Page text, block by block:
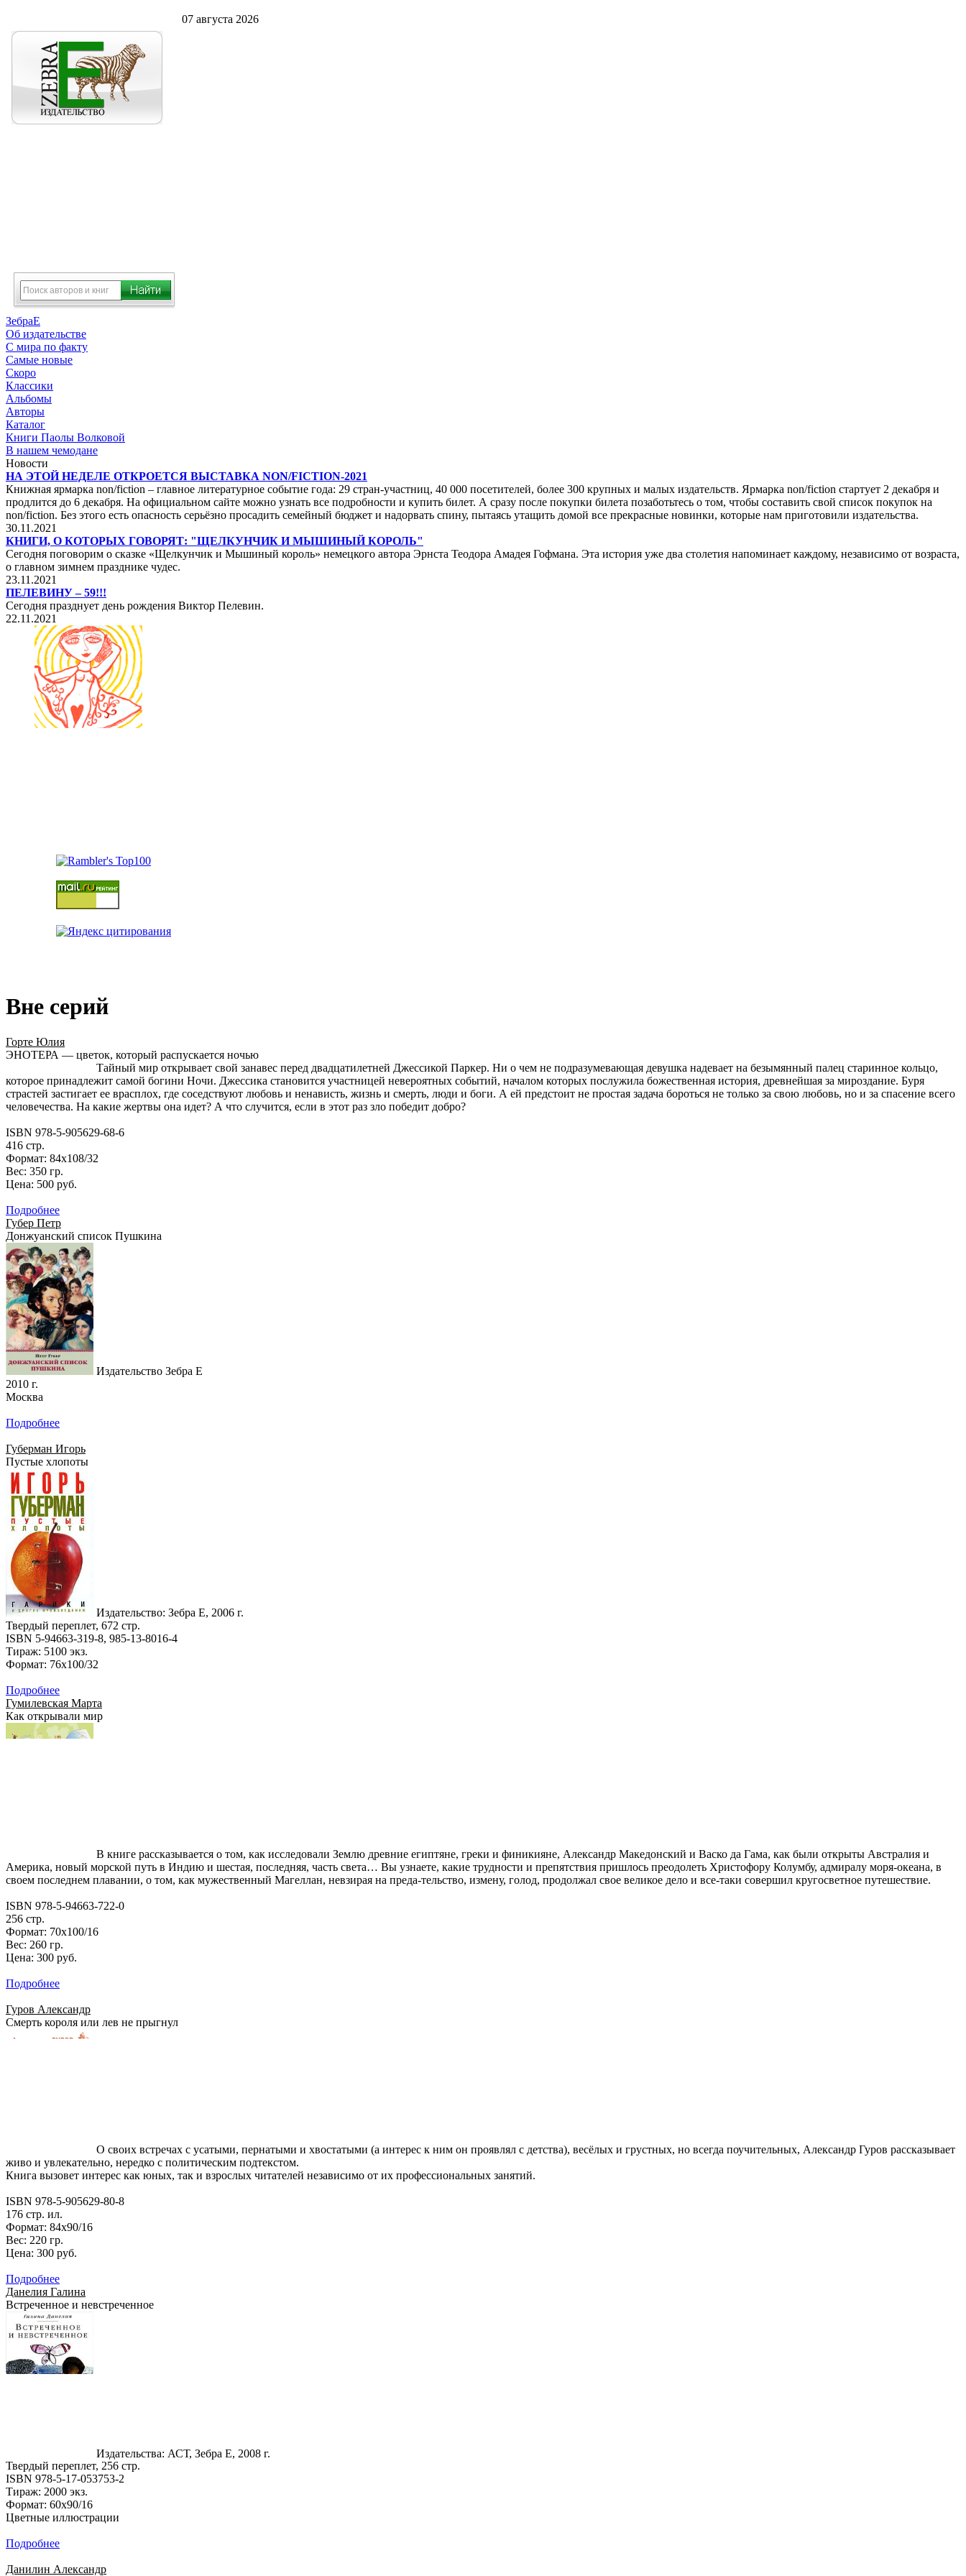
07 августа 2026
ЗебраЕ
Об издательстве
С мира по факту
Самые новые
Скоро
Классики
Альбомы
Авторы
Каталог
Книги Паолы Волковой
В нашем чемодане
Новости
НА ЭТОЙ НЕДЕЛЕ ОТКРОЕТСЯ ВЫСТАВКА NON/FICTION-2021
Книжная ярмарка non/fiction – главное литературное событие года: 29 стран-участниц, 40 000 посетителей, более 300 крупных и малых издательств. Ярмарка non/fiction стартует 2 декабря и
продлится до 6 декабря. На официальном сайте можно узнать все подробности и купить билет. А сразу после покупки билета позаботьтесь о том, чтобы составить свой список покупок на
non/fiction. Без этого есть опасность серьёзно просадить семейный бюджет и надорвать спину, пытаясь утащить домой все прекрасные новинки, которые нам приготовили издательства.
30.11.2021
КНИГИ, О КОТОРЫХ ГОВОРЯТ: "ЩЕЛКУНЧИК И МЫШИНЫЙ КОРОЛЬ"
Сегодня поговорим о сказке «Щелкунчик и Мышиный король» немецкого автора Эрнста Теодора Амадея Гофмана. Эта история уже два столетия напоминает каждому, независимо от возраста,
о главном зимнем празднике чудес.
23.11.2021
ПЕЛЕВИНУ – 59!!!
Сегодня празднует день рождения Виктор Пелевин.
22.11.2021
Вне серий
Горте Юлия
ЭНОТЕРА — цветок, который распускается ночью
Тайный мир открывает свой занавес перед двадцатилетней Джессикой Паркер. Ни о чем не подразумевающая девушка надевает на безымянный палец старинное кольцо,
которое принадлежит самой богини Ночи. Джессика становится участницей невероятных событий, началом которых послужила божественная история, древнейшая за мироздание. Буря
страстей застигает ее врасплох, где соседствуют любовь и ненависть, жизнь и смерть, люди и боги. А ей предстоит не простая задача бороться не только за свою любовь, но и за спасение всего
человечества. На какие жертвы она идет? А что случится, если в этот раз зло победит добро?
ISBN 978-5-905629-68-6
416 стр.
Формат: 84х108/32
Вес: 350 гр.
Цена: 500 руб.
Подробнее
Губер Петр
Донжуанский список Пушкина
Издательство Зебра Е
2010 г.
Москва
Подробнее
Губерман Игорь
Пустые хлопоты
Издательство: Зебра Е, 2006 г.
Твердый переплет, 672 стр.
ISBN 5-94663-319-8, 985-13-8016-4
Тираж: 5100 экз.
Формат: 76x100/32
Подробнее
Гумилевская Марта
Как открывали мир
В книге рассказывается о том, как исследовали Землю древние египтяне, греки и финикияне, Александр Македонский и Васко да Гама, как были открыты Австралия и
Америка, новый морской путь в Индию и шестая, последняя, часть света… Вы узнаете, какие трудности и препятствия пришлось преодолеть Христофору Колумбу, адмиралу моря-океана, в
своем последнем плавании, о том, как мужественный Магеллан, невзирая на преда-тельство, измену, голод, продолжал свое великое дело и все-таки совершил кругосветное путешествие.
ISBN 978-5-94663-722-0
256 стр.
Формат: 70х100/16
Вес: 260 гр.
Цена: 300 руб.
Подробнее
Гуров Александр
Смерть короля или лев не прыгнул
О своих встречах с усатыми, пернатыми и хвостатыми (а интерес к ним он проявлял с детства), весёлых и грустных, но всегда поучительных, Александр Гуров рассказывает
живо и увлекательно, нередко с политическим подтекстом.
Книга вызовет интерес как юных, так и взрослых читателей независимо от их профессиональных занятий.
ISBN 978-5-905629-80-8
176 стр. ил.
Формат: 84х90/16
Вес: 220 гр.
Цена: 300 руб.
Подробнее
Данелия Галина
Встреченное и невстреченное
Издательства: АСТ, Зебра Е, 2008 г.
Твердый переплет, 256 стр.
ISBN 978-5-17-053753-2
Тираж: 2000 экз.
Формат: 60x90/16
Цветные иллюстрации
Подробнее
Данилин Александр